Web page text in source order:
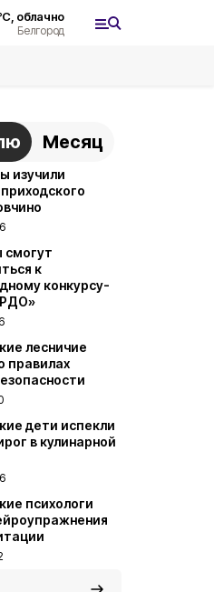
облачно
Белгород
Месяц
изучили
смогут
к
конкурсу-
лесничие
правилах
дети испекли
в кулинарной
психологи